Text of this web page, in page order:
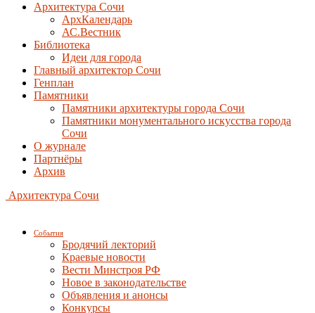
Архитектура Сочи
АрхКалендарь
АС.Вестник
Библиотека
Идеи для города
Главный архитектор Сочи
Генплан
Памятники
Памятники архитектуры города Сочи
Памятники монументального искусства города
Сочи
О журнале
Партнёры
Архив
Архитектура Сочи
События
Бродячий лекторий
Краевые новости
Вести Минстроя РФ
Новое в законодательстве
Объявления и анонсы
Конкурсы